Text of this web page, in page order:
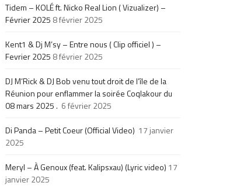
Tidem – KOLÉ ft. Nicko Real Lion ( Vizualizer) –
Février 2025 8 février 2025
Kent1 & Dj M’sy – Entre nous ( Clip officiel ) –
Fevrier 2025 8 février 2025
DJ M’Rick & DJ Bob venu tout droit de l’île de la
Réunion pour enflammer la soirée Coqlakour du
08 mars 2025 . 6 février 2025
Di Panda – Petit Coeur (Official Video) 17 janvier
2025
Meryl – À Genoux (feat. Kalipsxau) (Lyric video) 17
janvier 2025